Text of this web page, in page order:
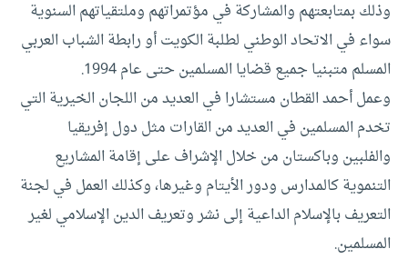
وذلك بمتابعتهم والمشاركة في مؤتمراتهم وملتقياتهم السنوية
سواء في الاتحاد الوطني لطلبة الكويت أو رابطة الشباب العربي
المسلم متبنيا جميع قضايا المسلمين حتى عام 1994.
وعمل أحمد القطان مستشارا في العديد من اللجان الخيرية التي
تخدم المسلمين في العديد من القارات مثل دول إفريقيا
والفلبين وباكستان من خلال الإشراف على إقامة المشاريع
التنموية كالمدارس ودور الأيتام وغيرها، وكذلك العمل في لجنة
التعريف بالإسلام الداعية إلى نشر وتعريف الدين الإسلامي لغير
المسلمين.